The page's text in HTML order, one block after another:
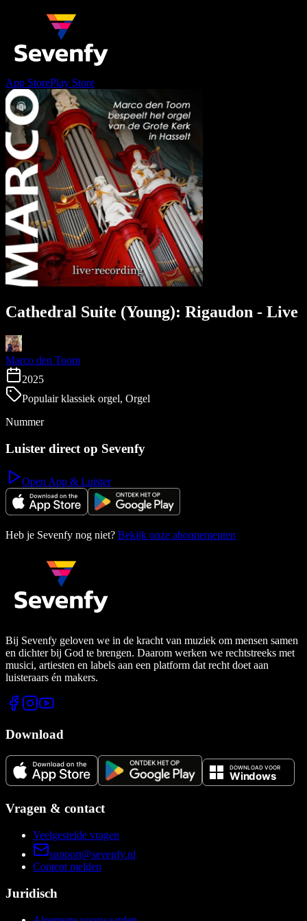
App StorePlay Store
Cathedral Suite (Young): Rigaudon - Live
Marco den Toom
2025
Populair klassiek orgel, Orgel
Nummer
Luister direct op Sevenfy
Open App & Luister
Heb je Sevenfy nog niet? Bekijk onze abonnementen
Bij Sevenfy geloven we in de kracht van muziek om mensen samen
en dichter bij God te brengen. Daarom werken we rechtstreeks met
musici, artiesten en labels aan een platform dat recht doet aan
luisteraars én makers.
Download
Vragen & contact
Veelgestelde vragen
support@sevenfy.nl
Content melden
Juridisch